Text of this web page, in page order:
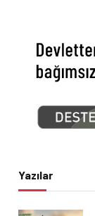
Yazılar